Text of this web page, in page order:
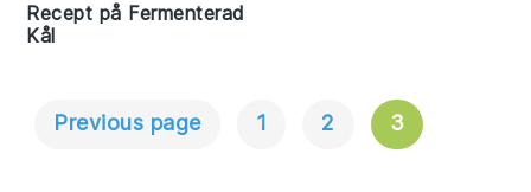
Recept på Fermenterad
Kål
Inläggsnavigering
Previous page 1 2 3